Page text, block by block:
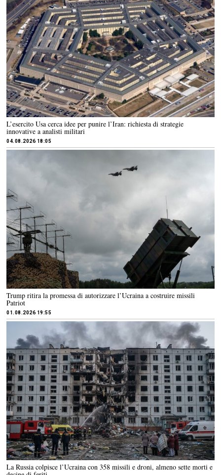
L’esercito Usa cerca idee per punire l’Iran: richiesta di strategie
innovative a analisti militari
04.08.2026 18:05
Trump ritira la promessa di autorizzare l’Ucraina a costruire missili
Patriot
01.08.2026 19:55
La Russia colpisce l’Ucraina con 358 missili e droni, almeno sette morti e